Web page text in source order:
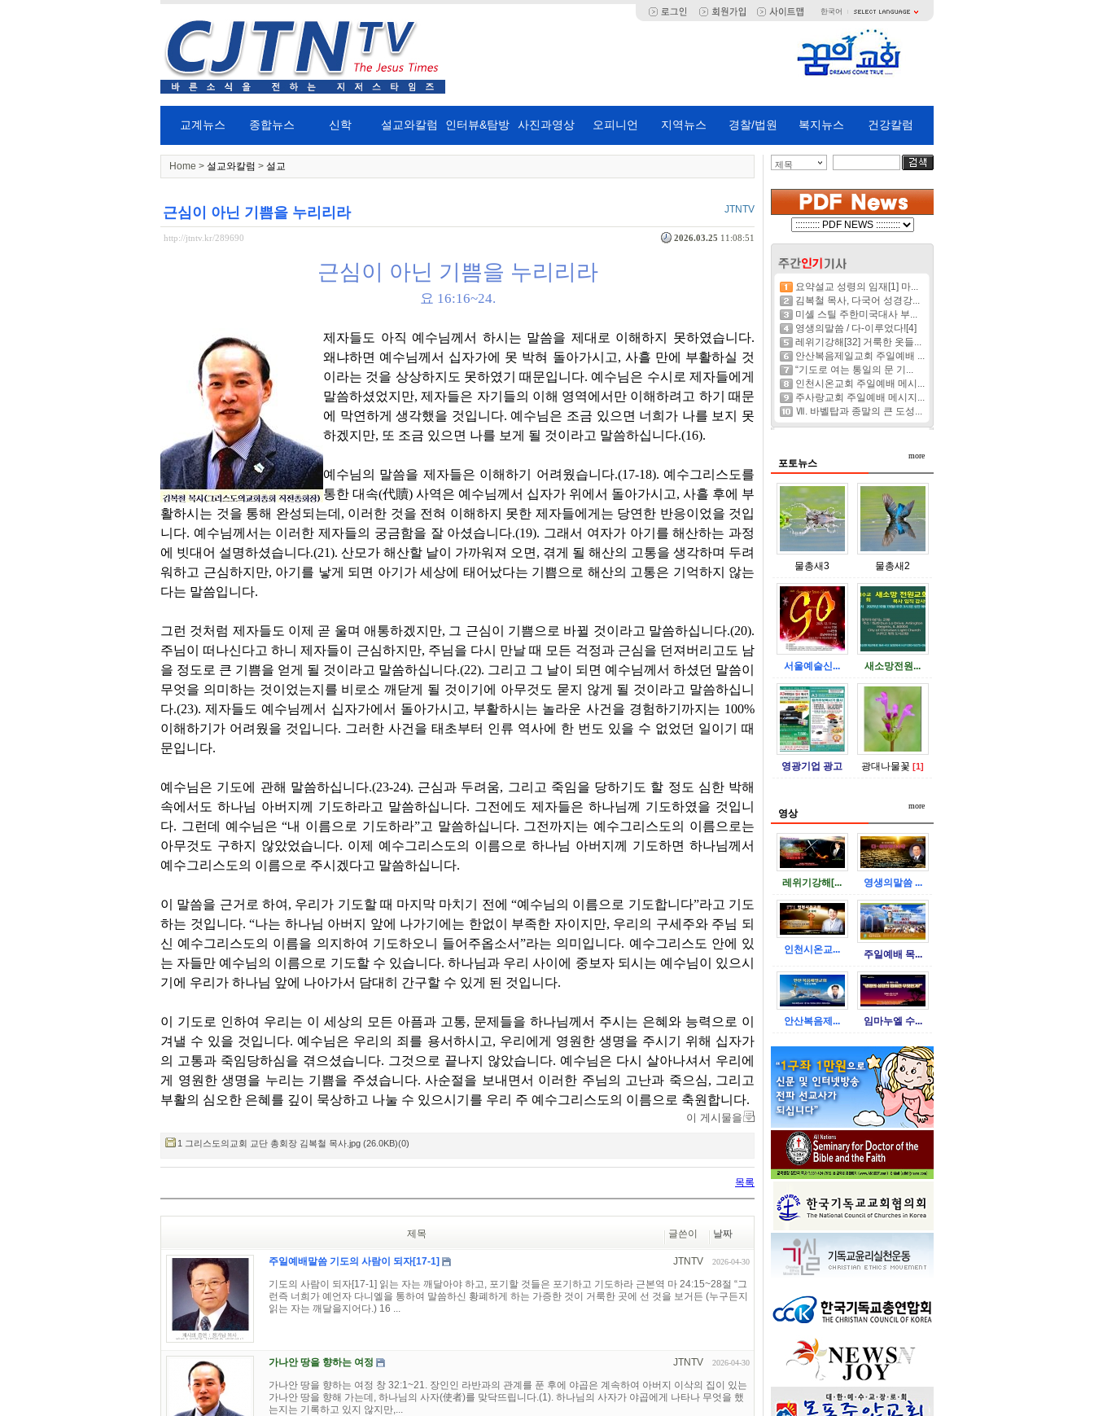
한국어
교계뉴스 종합뉴스 신학 설교와칼럼 인터뷰&탐방 사진과영상 오피니언 지역뉴스 경찰/법원 복지뉴스 건강칼럼
Home > 설교와칼럼 > 설교
근심이 아닌 기쁨을 누리리라 JTNTV
http://jtntv.kr/289690 2026.03.25 11:08:51
근심이 아닌 기쁨을 누리리라
요 16:16~24.
제자들도 아직 예수님께서 하시는 말씀을 제대로 이해하지 못하였습니다.
왜냐하면 예수님께서 십자가에 못 박혀 돌아가시고, 사흘 만에 부활하실 것
이라는 것을 상상하지도 못하였기 때문입니다. 예수님은 수시로 제자들에게
말씀하셨었지만,제자들은 자기들의 이해 영역에서만 이해하려고 하기 때문
에 막연하게 생각했을 것입니다. 예수님은 조금 있으면 너희가 나를 보지 못
하겠지만, 또 조금 있으면 나를 보게 될 것이라고 말씀하십니다.(16).
예수님의 말씀을 제자들은 이해하기 어려웠습니다.(17-18). 예수그리스도를
통한 대속(代贖) 사역은 예수님께서 십자가 위에서 돌아가시고, 사흘 후에 부
활하시는 것을 통해 완성되는데 , 이러한 것을 전혀 이해하지 못한 제자들에게는 당연한 반응이었을 것입
니다. 예수님께서는 이러한 제자들의 궁금함을 잘 아셨습니다.(19). 그래서 여자가 아기를 해산하는 과정
에 빗대어 설명하셨습니다.(21). 산모가 해산할 날이 가까워져 오면 , 겪게 될 해산의 고통을 생각하며 두려
워하고 근심하지만, 아기를 낳게 되면 아기가 세상에 태어났다는 기쁨으로 해산의 고통은 기억하지 않는
다는 말씀입니다.
그런 것처럼 제자들도 이제 곧 울며 애통하겠지만, 그 근심이 기쁨으로 바뀔 것이라고 말씀하십니다.(20).
주님이 떠나신다고 하니 제자들이 근심하지만, 주님을 다시 만날 때 모든 걱정과 근심을 던져버리고도 남
을 정도로 큰 기쁨을 얻게 될 것이라고 말씀하십니다.(22). 그리고 그 날이 되면 예수님께서 하셨던 말씀이
무엇을 의미하는 것이었는지를 비로소 깨닫게 될 것이기에 아무것도 묻지 않게 될 것이라고 말씀하십니
다.(23).제자들도 예수님께서 십자가에서 돌아가시고, 부활하시는 놀라운 사건을 경험하기까지는 100%
이해하기가 어려웠을 것입니다. 그러한 사건을 태초부터 인류 역사에 한 번도 있을 수 없었던 일이기 때
문입니다.
예수님은 기도에 관해 말씀하십니다.(23-24). 근심과 두려움, 그리고 죽임을 당하기도 할 정도 심한 박해
속에서도 하나님 아버지께 기도하라고 말씀하십니다. 그전에도 제자들은 하나님께 기도하였을 것입니
다. 그런데 예수님은“내 이름으로 기도하라”고 말씀하십니다. 그전까지는 예수그리스도의 이름으로는
아무것도 구하지 않았었습니다. 이제 예수그리스도의 이름으로 하나님 아버지께 기도하면 하나님께서
예수그리스도의 이름으로 주시겠다고 말씀하십니다.
이 말씀을 근거로 하여 , 우리가 기도할 때 마지막 마치기 전에“예수님의 이름으로 기도합니다”라고 기도
하는 것입니다. “나는 하나님 아버지 앞에 나가기에는 한없이 부족한 자이지만, 우리의 구세주와 주님 되
신 예수그리스도의 이름을 의지하여 기도하오니 들어주옵소서”라는 의미입니다. 예수그리스도 안에 있
는 자들만 예수님의 이름으로 기도할 수 있습니다.하나님과 우리 사이에 중보자 되시는 예수님이 있으시
기에 우리가 하나님 앞에 나아가서 담대히 간구할 수 있게 된 것입니다.
이 기도로 인하여 우리는 이 세상의 모든 아픔과 고통, 문제들을 하나님께서 주시는 은혜와 능력으로 이
겨낼 수 있을 것입니다. 예수님은 우리의 죄를 용서하시고, 우리에게 영원한 생명을 주시기 위해 십자가
의 고통과 죽임당하심을 겪으셨습니다. 그것으로 끝나지 않았습니다. 예수님은 다시 살아나셔서 우리에
게 영원한 생명을 누리는 기쁨을 주셨습니다. 사순절을 보내면서 이러한 주님의 고난과 죽으심, 그리고
부활의 심오한 은혜를 깊이 묵상하고 나눌 수 있으시기를 우리 주 예수그리스도의 이름으로 축원합니다.
이 게시물을
1 그리스도의교회 교단 총회장 김복철 목사.jpg (26.0KB)(0)
목록
제목 글쓴이 날짜
주일예배말씀 기도의 사람이 되자[17-1] JTNTV 2026-04-30
기도의 사람이 되자[17-1] 읽는 자는 깨달아야 하고, 포기할 것들은 포기하고 기도하라 근본역 마 24:15~28절 “그
런즉 너희가 예언자 다니엘을 통하여 말씀하신 황폐하게 하는 가증한 것이 거룩한 곳에 선 것을 보거든 (누구든지
읽는 자는 깨달을지어다.) 16 ...
가나안 땅을 향하는 여정 JTNTV 2026-04-30
가나안 땅을 향하는 여정 창 32:1~21. 장인인 라반과의 관계를 푼 후에 야곱은 계속하여 아버지 이삭의 집이 있는
가나안 땅을 향해 가는데, 하나님의 사자(使者)를 맞닥뜨립니다.(1). 하나님의 사자가 야곱에게 나타나 무엇을 했
는지는 기록하고 있지 않지만,...
제목
요약설교 성령의 임재[1] 마...
김복철 목사, 다국어 성경강...
미셸 스틸 주한미국대사 부...
영생의말씀 / 다-이루었다![4]
레위기강해[32] 거룩한 옷들...
안산복음제일교회 주일예배 ...
“기도로 여는 통일의 문 기...
인천시온교회 주일예배 메시...
주사랑교회 주일예배 메시지...
Ⅶ. 바벨탑과 종말의 큰 도성...
포토뉴스
물총새3 물총새2
서울예술신... 새소망전원...
영광기업 광고 광대나물꽃 [1]
more
영상
레위기강해[... 영생의말씀 ...
인천시온교... 주일예배 목...
안산복음제... 임마누엘 수...
more